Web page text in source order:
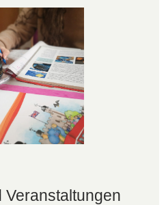
Veranstaltungen